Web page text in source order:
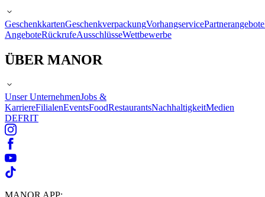
GeschenkkartenGeschenkverpackungVorhangservicePartnerangebote
AngeboteRückrufeAusschlüsseWettbewerbe
ÜBER MANOR
Unser UnternehmenJobs &
KarriereFilialenEventsFoodRestaurantsNachhaltigkeitMedien
DEFRIT
MANOR APP: